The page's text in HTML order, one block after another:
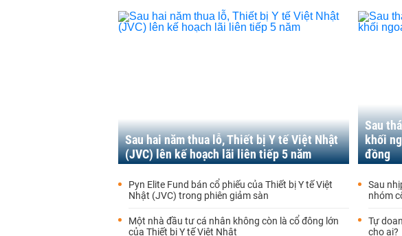
Sau hai năm thua lỗ, Thiết bị Y tế Việt Nhật
(JVC) lên kế hoạch lãi liên tiếp 5 năm
Pyn Elite Fund bán cổ phiếu của Thiết bị Y tế Việt
Nhật (JVC) trong phiên giảm sàn
Một nhà đầu tư cá nhân không còn là cổ đông lớn
của Thiết bị Y tế Việt Nhật
Sau
khối
đồng
Sau
nhóm
Tự
cho ai?